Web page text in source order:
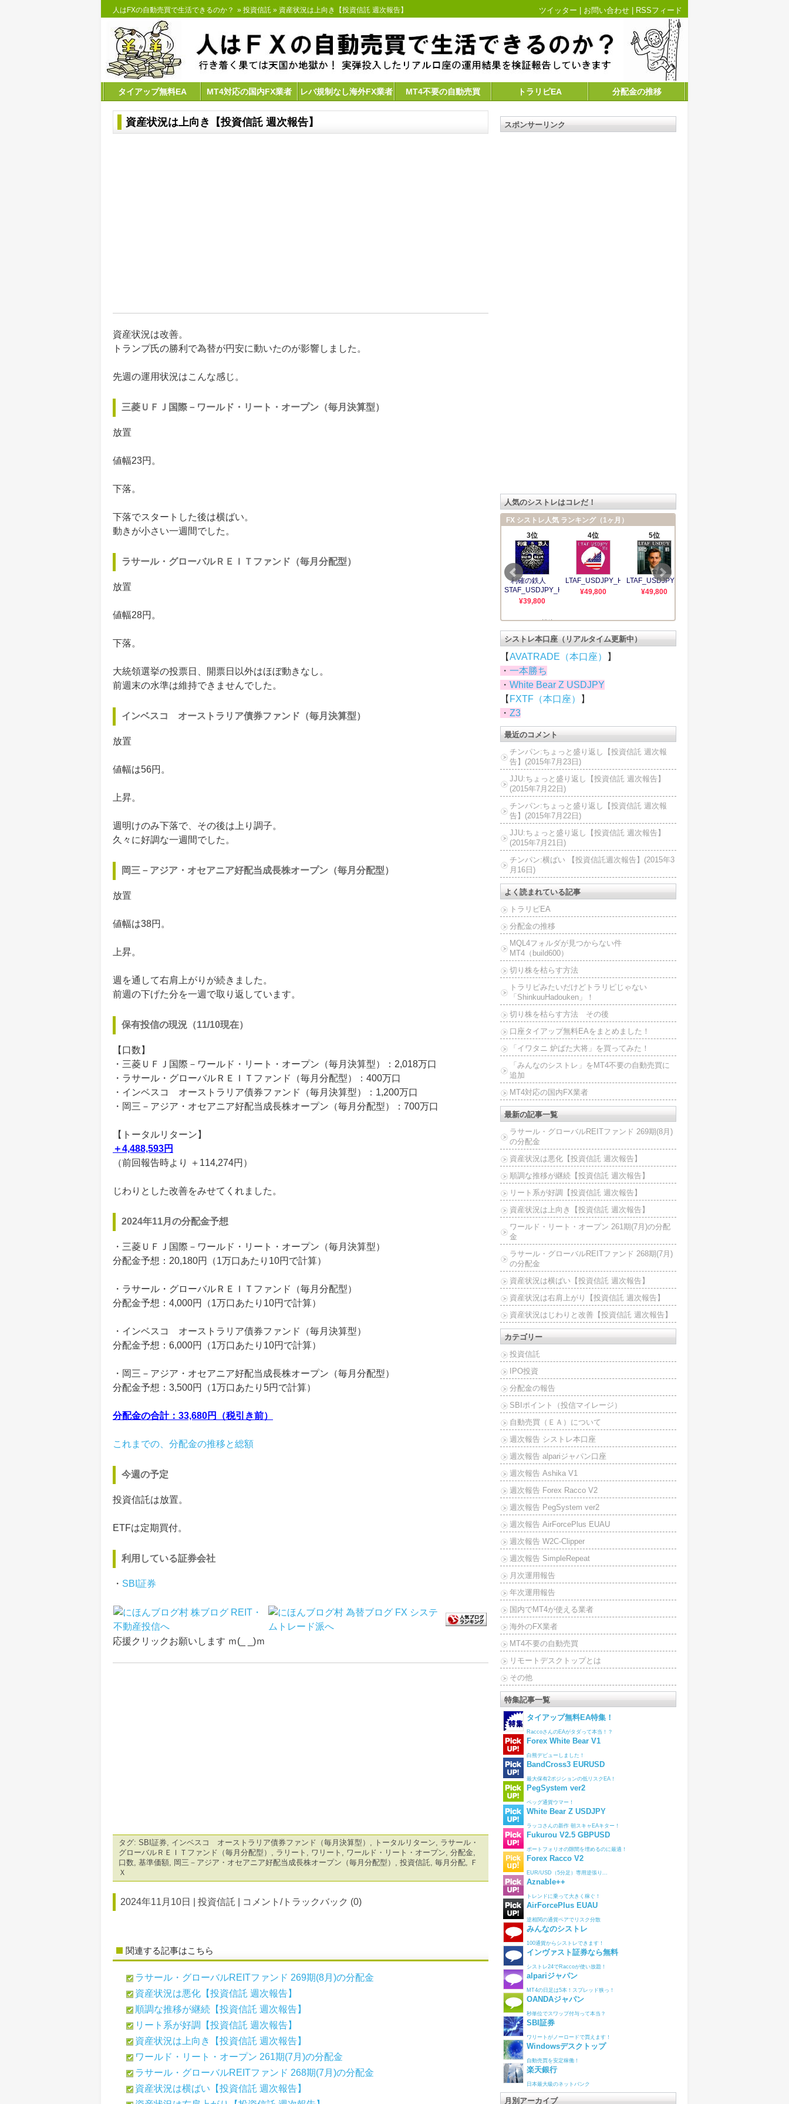
人はFXの自動売買で生活できるのか？ » 投資信託 » 資産状況は上向き【投資信託 週次報告】 ツイッター お問い合わせ RSSフィード
タイアップ無料EA MT4対応の国内FX業者 レバ規制なし海外FX業者 MT4不要の自動売買 トラリピEA 分配金の推移
資産状況は上向き【投資信託 週次報告】
資産状況は改善。
トランプ氏の勝利で為替が円安に動いたのが影響しました。
先週の運用状況はこんな感じ。
三菱ＵＦＪ国際－ワールド・リート・オープン（毎月決算型）
放置
値幅23円。
下落。
下落でスタートした後は横ばい。
動きが小さい一週間でした。
ラサール・グローバルＲＥＩＴファンド（毎月分配型）
放置
値幅28円。
下落。
大統領選挙の投票日、開票日以外はほぼ動きなし。
前週末の水準は維持できませんでした。
インベスコ オーストラリア債券ファンド（毎月決算型）
放置
値幅は56円。
上昇。
週明けのみ下落で、その後は上り調子。
久々に好調な一週間でした。
岡三－アジア・オセアニア好配当成長株オープン（毎月分配型）
放置
値幅は38円。
上昇。
週を通して右肩上がりが続きました。
前週の下げた分を一週で取り返しています。
保有投信の現況（11/10現在）
【口数】
・三菱ＵＦＪ国際－ワールド・リート・オープン（毎月決算型）：2,018万口
・ラサール・グローバルＲＥＩＴファンド（毎月分配型）：400万口
・インベスコ オーストラリア債券ファンド（毎月決算型）：1,200万口
・岡三－アジア・オセアニア好配当成長株オープン（毎月分配型）：700万口
【トータルリターン】
＋4,488,593円
（前回報告時より ＋114,274円）
じわりとした改善をみせてくれました。
2024年11月の分配金予想
・三菱ＵＦＪ国際－ワールド・リート・オープン（毎月決算型）
分配金予想：20,180円（1万口あたり10円で計算）
・ラサール・グローバルＲＥＩＴファンド（毎月分配型）
分配金予想：4,000円（1万口あたり10円で計算）
・インベスコ オーストラリア債券ファンド（毎月決算型）
分配金予想：6,000円（1万口あたり10円で計算）
・岡三－アジア・オセアニア好配当成長株オープン（毎月分配型）
分配金予想：3,500円（1万口あたり5円で計算）
分配金の合計：33,680円（税引き前）
これまでの、分配金の推移と総額
今週の予定
投資信託は放置。
ETFは定期買付。
利用している証券会社
・ SBI証券
応援クリックお願いします ｍ(_ _)ｍ
タグ: SBI証券, インベスコ オーストラリア債券ファンド（毎月決算型） , トータルリターン, ラサール・
グローバルＲＥＩＴファンド（毎月分配型） , ラリート , ワリート , ワールド・リート・オープン, 分配金,
口数, 基準価額, 岡三－アジア・オセアニア好配当成長株オープン（毎月分配型） , 投資信託, 毎月分配, Ｆ
Ｘ
2024年11月10日 | 投資信託 コメント/トラックバック (0)
関連する記事はこちら
ラサール・グローバルREITファンド 269期(8月)の分配金
資産状況は悪化【投資信託 週次報告】
順調な推移が継続【投資信託 週次報告】
リート系が好調【投資信託 週次報告】
資産状況は上向き【投資信託 週次報告】
ワールド・リート・オープン 261期(7月)の分配金
ラサール・グローバルREITファンド 268期(7月)の分配金
資産状況は横ばい【投資信託 週次報告】
スポンサーリンク
人気のシストレはコレだ！
シストレ本口座（リアルタイム更新中）
【AVATRADE（本口座）
】
・ 一本勝ち
・ White Bear Z USDJPY
【 FXTF（本口座）
】
・ Z3
最近のコメント
チンパン:ちょっと盛り返し【投資信託 週次報
告】(2015年7月23日)
JJU:ちょっと盛り返し【投資信託 週次報告】
(2015年7月22日)
チンパン:ちょっと盛り返し【投資信託 週次報
告】(2015年7月22日)
JJU:ちょっと盛り返し【投資信託 週次報告】
(2015年7月21日)
チンパン:横ばい 【投資信託週次報告】(2015年3
月16日)
よく読まれている記事
トラリピEA
分配金の推移
MQL4フォルダが見つからない件
MT4（build600）
切り株を枯らす方法
トラリピみたいだけどトラリピじゃない
「ShinkuuHadouken」！
切り株を枯らす方法 その後
口座タイアップ無料EAをまとめました！
「イワタニ 炉ばた大将」を買ってみた！
「みんなのシストレ」をMT4不要の自動売買に
追加
MT4対応の国内FX業者
最新の記事一覧
ラサール・グローバルREITファンド 269期(8月)
の分配金
資産状況は悪化【投資信託 週次報告】
順調な推移が継続【投資信託 週次報告】
リート系が好調【投資信託 週次報告】
資産状況は上向き【投資信託 週次報告】
ワールド・リート・オープン 261期(7月)の分配
金
ラサール・グローバルREITファンド 268期(7月)
の分配金
資産状況は横ばい【投資信託 週次報告】
資産状況は右肩上がり【投資信託 週次報告】
資産状況はじわりと改善【投資信託 週次報告】
カテゴリー
投資信託
IPO投資
分配金の報告
SBIポイント（投信マイレージ）
自動売買（ＥＡ）について
週次報告 シストレ本口座
週次報告 alpariジャパン口座
週次報告 Ashika V1
週次報告 Forex Racco V2
週次報告 PegSystem ver2
週次報告 AirForcePlus EUAU
週次報告 W2C-Clipper
週次報告 SimpleRepeat
月次運用報告
年次運用報告
国内でMT4が使える業者
海外のFX業者
MT4不要の自動売買
リモートデスクトップとは
その他
特集記事一覧
タイアップ無料EA特集！
RaccoさんのEAがタダって本当！？
Forex White Bear V1
白熊デビューしました！
BandCross3 EURUSD
最大保有2ポジションの低リスクEA！
PegSystem ver2
ペッグ通貨ウマー！
White Bear Z USDJPY
ラッコさんの新作 朝スキャEAキター！
Fukurou V2.5 GBPUSD
ポートフォリオの隙間を埋めるのに最適！
Forex Racco V2
EUR/USD（5分足）専用逆張り...
Aznable++
トレンドに乗って大きく稼ぐ！
AirForcePlus EUAU
逆相関の通貨ペアでリスク分散
みんなのシストレ
100通貨からシストレできます！
インヴァスト証券なら無料
シストレ24でRaccoが使い放題！
alpariジャパン
MT4の日足は5本！スプレッド狭っ！
OANDAジャパン
秒単位でスワップ付与って本当？
SBI証券
ワリートがノーロードで買えます！
Windowsデスクトップ
自動売買を安定稼働！
楽天銀行
日本最大級のネットバンク
月別アーカイブ